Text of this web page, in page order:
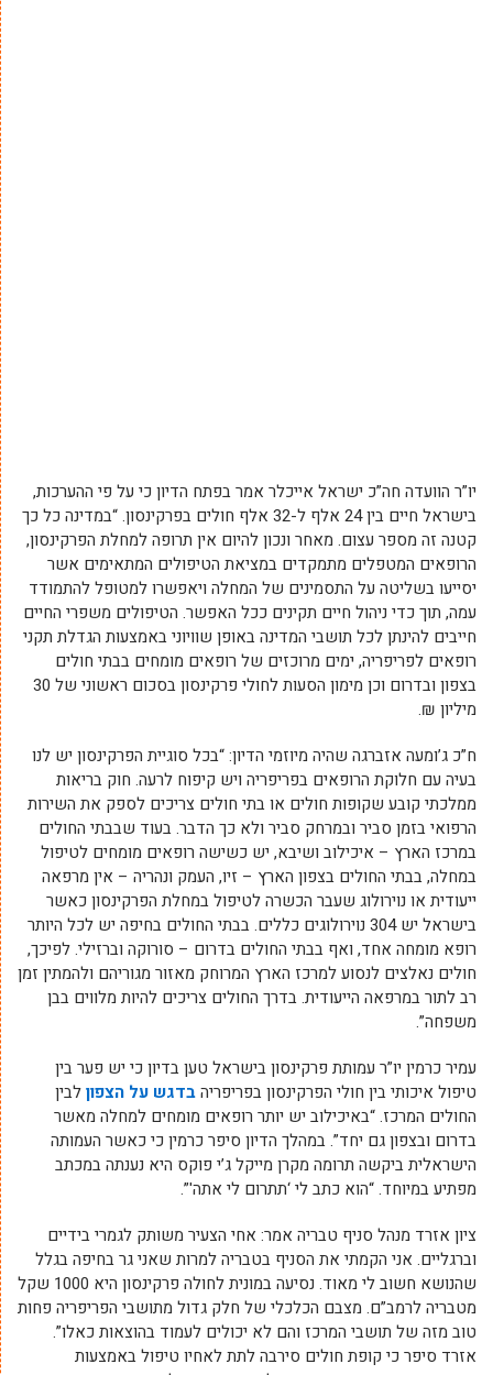
יו”ר הוועדה חה”כ ישראל אייכלר אמר בפתח הדיון כי על פי ההערכות,
בישראל חיים בין 24 אלף ל-32 אלף חולים בפרקינסון. “במדינה כל כך
קטנה זה מספר עצום. מאחר ונכון להיום אין תרופה למחלת הפרקינסון,
הרופאים המטפלים מתמקדים במציאת הטיפולים המתאימים אשר
יסייעו בשליטה על התסמינים של המחלה ויאפשרו למטופל להתמודד
עמה, תוך כדי ניהול חיים תקינים ככל האפשר. הטיפולים משפרי החיים
חייבים להינתן לכל תושבי המדינה באופן שוויוני באמצעות הגדלת תקני
רופאים לפריפריה, ימים מרוכזים של רופאים מומחים בבתי חולים
בצפון ובדרום וכן מימון הסעות לחולי פרקינסון בסכום ראשוני של 30
מיליון ₪.
ח”כ ג’ומעה אזברגה שהיה מיוזמי הדיון: “בכל סוגיית הפרקינסון יש לנו
בעיה עם חלוקת הרופאים בפריפריה ויש קיפוח לרעה. חוק בריאות
ממלכתי קובע שקופות חולים או בתי חולים צריכים לספק את השירות
הרפואי בזמן סביר ובמרחק סביר ולא כך הדבר. בעוד שבבתי החולים
במרכז הארץ – איכילוב ושיבא, יש כשישה רופאים מומחים לטיפול
במחלה, בבתי החולים בצפון הארץ – זיו, העמק ונהריה – אין מרפאה
ייעודית או נוירולוג שעבר הכשרה לטיפול במחלת הפרקינסון כאשר
בישראל יש 304 נוירולוגים כללים. בבתי החולים בחיפה יש לכל היותר
רופא מומחה אחד, ואף בבתי החולים בדרום – סורוקה וברזילי. לפיכך,
חולים נאלצים לנסוע למרכז הארץ המרוחק מאזור מגוריהם ולהמתין זמן
רב לתור במרפאה הייעודית. בדרך החולים צריכים להיות מלווים בבן
משפחה”.
עמיר כרמין יו”ר עמותת פרקינסון בישראל טען בדיון כי יש פער בין
טיפול איכותי בין חולי הפרקינסון בפריפריהבדגש על הצפוןלבין
החולים המרכז. “באיכילוב יש יותר רופאים מומחים למחלה מאשר
בדרום ובצפון גם יחד”. במהלך הדיון סיפר כרמין כי כאשר העמותה
הישראלית ביקשה תרומה מקרן מייקל ג’י פוקס היא נענתה במכתב
מפתיע במיוחד. “הוא כתב לי ‘תתרום לי אתה'”.
ציון אזרד מנהל סניף טבריה אמר: אחי הצעיר משותק לגמרי בידיים
וברגליים. אני הקמתי את הסניף בטבריה למרות שאני גר בחיפה בגלל
שהנושא חשוב לי מאוד. נסיעה במונית לחולה פרקינסון היא 1000 שקל
מטבריה לרמב”ם. מצבם הכלכלי של חלק גדול מתושבי הפריפריה פחות
טוב מזה של תושבי המרכז והם לא יכולים לעמוד בהוצאות כאלו”.
אזרד סיפר כי קופת חולים סירבה לתת לאחיו טיפול באמצעות